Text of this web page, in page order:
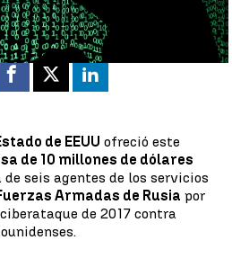
2022, 22:23
Facebook
X Linkedin
de EEUU ofreció este
de 10 millones de dólares
seis agentes de los servicios
Armadas de Rusia por
de 2017 contra